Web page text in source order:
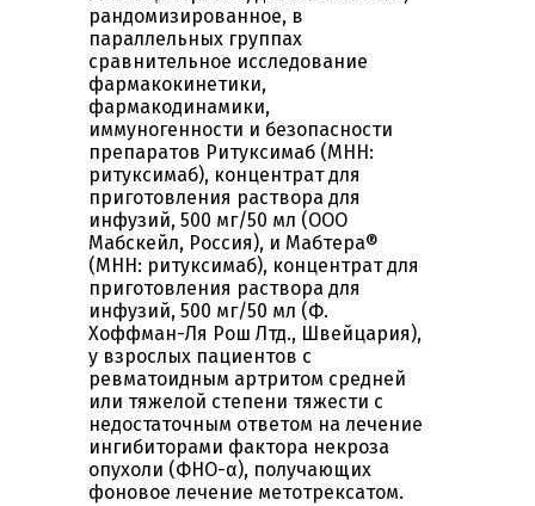
рандомизированное, в
параллельных группах
сравнительное исследование
фармакокинетики,
фармакодинамики,
иммуногенности и безопасности
препаратов Ритуксимаб (МНН:
ритуксимаб), концентрат для
приготовления раствора для
инфузий, 500 мг/50 мл (ООО
Мабскейл, Россия), и Мабтера®
(МНН: ритуксимаб), концентрат для
приготовления раствора для
инфузий, 500 мг/50 мл (Ф.
Хоффман-Ля Рош Лтд., Швейцария),
у взрослых пациентов с
ревматоидным артритом средней
или тяжелой степени тяжести с
недостаточным ответом на лечение
ингибиторами фактора некроза
опухоли (ФНО-α), получающих
фоновое лечение метотрексатом.